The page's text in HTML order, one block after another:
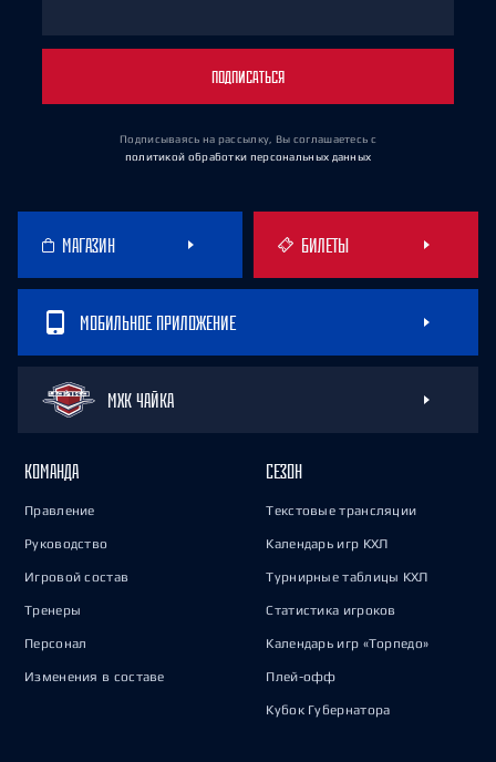
ПОДПИСАТЬСЯ
Подписываясь на рассылку, Вы соглашаетесь с
политикой обработки персональных данных
МАГАЗИН БИЛЕТЫ
МОБИЛЬНОЕ ПРИЛОЖЕНИЕ
МХК ЧАЙКА
КОМАНДА
Правление
Руководство
Игровой состав
Тренеры
Персонал
Изменения в составе
СЕЗОН
Текстовые трансляции
Календарь игр КХЛ
Турнирные таблицы КХЛ
Статистика игроков
Календарь игр «Торпедо»
Плей-офф
Кубок Губернатора